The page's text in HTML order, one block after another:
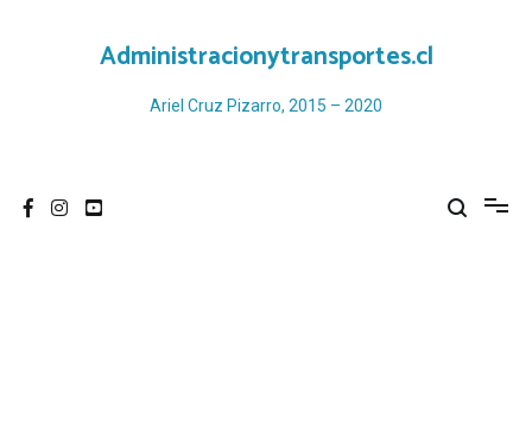
Administracionytransportes.cl
Ariel Cruz Pizarro, 2015 – 2020